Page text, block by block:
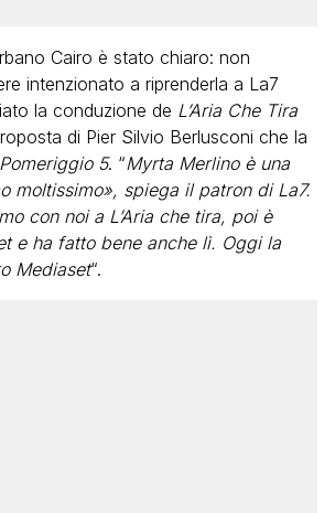
Cairo è stato chiaro: non
intenzionato a riprenderla a La7
la conduzione de L’Aria Che Tira
di Pier Silvio Berlusconi che la
Pomeriggio 5. “Myrta Merlino è una
moltissimo», spiega il patron di La7.
con noi a L’Aria che tira, poi è
e ha fatto bene anche lì. Oggi la
Mediaset“.